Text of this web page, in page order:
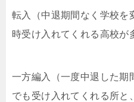
転入（中退期間なく学校を
時受け入れてくれる高校が
一方編入（一度中退した期
でも受け入れてくれる所と